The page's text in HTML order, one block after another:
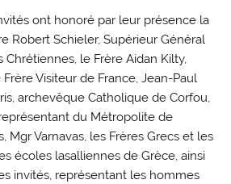
ont honoré par leur présence la
Robert Schieler, Supérieur Général
Chrétiennes, le Frère Aidan Kilty,
Visiteur de France, Jean-Paul
archevêque Catholique de Corfou,
du Métropolite de
Mgr Varnavas, les Frères Grecs et les
écoles lasalliennes de Grèce, ainsi
invités, représentant les hommes